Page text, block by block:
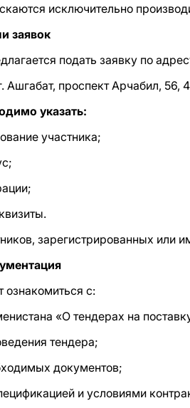
исключительно
заявок
подать заявку по
Ашгабат, проспект Арчабил, 56,
указать:
участника;
зарегистрированных
ознакомиться с:
«О тендерах на
тендера;
документов;
и условиями